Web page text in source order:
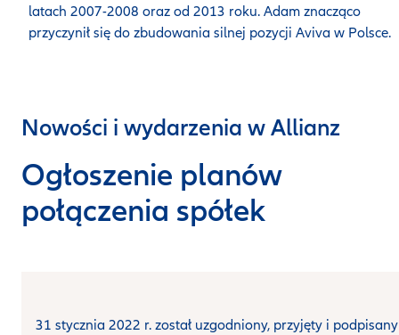
latach 2007-2008 oraz od 2013 roku. Adam znacząco
przyczynił się do zbudowania silnej pozycji Aviva w Polsce.
Nowości i wydarzenia w Allianz
Ogłoszenie planów
połączenia spółek
31 stycznia 2022 r. został uzgodniony, przyjęty i